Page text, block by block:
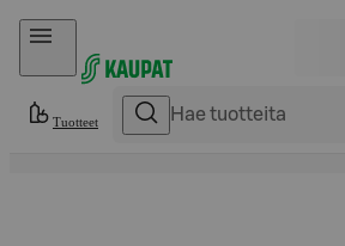
Hyppää sisältöön
Tuotteet